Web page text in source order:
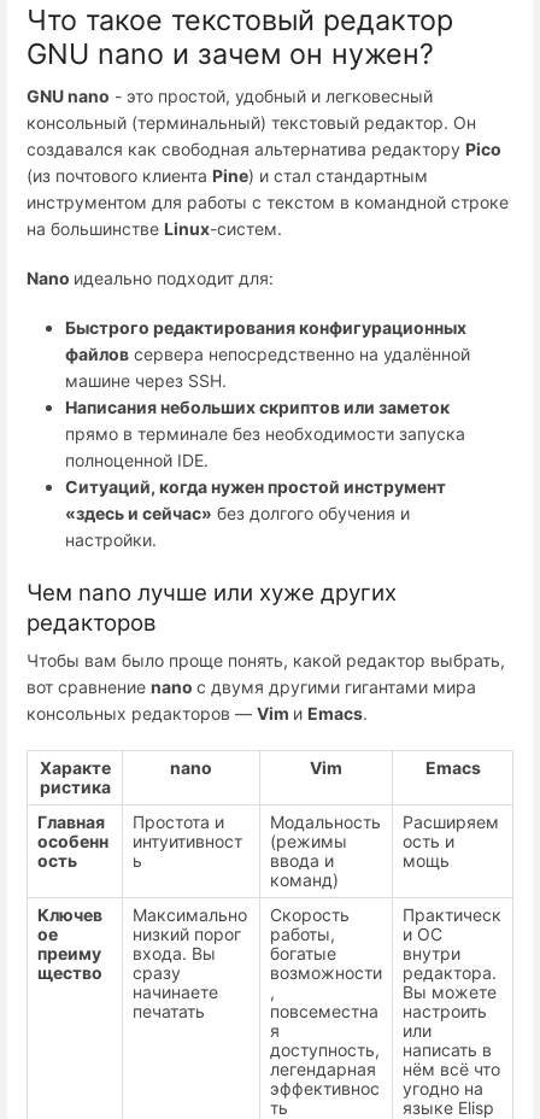
Что такое текстовый редактор
GNU nano и зачем он нужен?
GNU nano - это простой, удобный и легковесный
консольный (терминальный) текстовый редактор. Он
создавался как свободная альтернатива редактору Pico
(из почтового клиента Pine) и стал стандартным
инструментом для работы с текстом в командной строке
на большинстве Linux-систем.
Nano идеально подходит для:
Быстрого редактирования конфигурационных
файлов сервера непосредственно на удалённой
машине через SSH.
Написания небольших скриптов или заметок
прямо в терминале без необходимости запуска
полноценной IDE.
Ситуаций, когда нужен простой инструмент
«здесь и сейчас» без долгого обучения и
настройки.
Чем nano лучше или хуже других
редакторов
Чтобы вам было проще понять, какой редактор выбрать,
вот сравнение nano с двумя другими гигантами мира
консольных редакторов — Vim и Emacs.
Характе
ристика
nano Vim Emacs
Главная
особенн
ость
Простота и
интуитивност
ь
Модальность
(режимы
ввода и
команд)
Расширяем
ость и
мощь
Ключев
ое
преиму
щество
Максимально
низкий порог
входа. Вы
сразу
начинаете
печатать
Скорость
работы,
богатые
возможности
,
повсеместна
я
доступность,
легендарная
эффективнос
ть
Практическ
и ОС
внутри
редактора.
Вы можете
настроить
или
написать в
нём всё что
угодно на
языке Elisp